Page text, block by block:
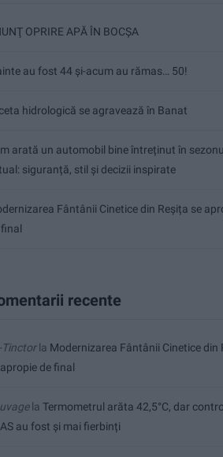
OPRIRE APĂ ÎN BOCȘA
au fost 44 și-acum au rămas… 50!
hidrologică se agravează în Banat
arată un automobil bine întreținut în
siguranță, stil și decizii inspirate
Fântânii Cinetice din Reșița se
recente
Tinctorla Modernizarea Fântânii Cinetice din
de final
la Termometrul arăta 42,5°C, dar
au fost și mai fierbinți